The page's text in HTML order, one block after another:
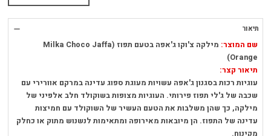
תיאור remove
שם המוצר:
מילקה צ'וקו ג'אפה בטעם תפוז (Milka Choco Jaffa
Orange)
תיאור קצר:
עוגיות רכות בסגנון ג'אפה עשויות מעוגת ספוג עדינה במרקם אוורירי עם
שכבה של ג'לי תפוז פירותי. העוגיות מצופות בשוקולד חלב אלפיני של
מילקה, כך שהן משלבות את הטעם העשיר של השוקולד עם חמיצות
עדינה של התפוז. הן מיובאות מאירופה ומתאימות לנשנוש מתוק או כחלק
מקינוח.